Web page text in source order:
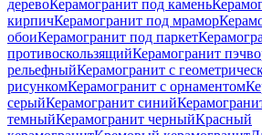
деревоКерамогранит под камень
кирпичКерамогранит под мрамор
обоиКерамогранит под паркет
противоскользящийКерамогранит
рельефныйКерамогранит с
рисункомКерамогранит с орнаментом
серыйКерамогранит синий
темныйКерамогранит черныйКрасный